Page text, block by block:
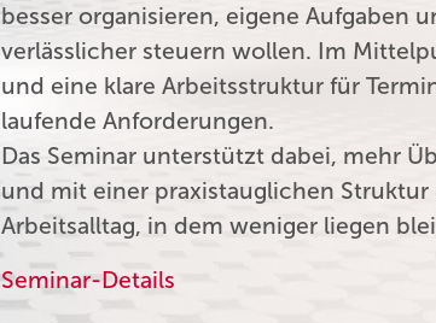
besser organisieren, eigene Aufgaben
verlässlicher steuern wollen. Im
und eine klare Arbeitsstruktur für
laufende Anforderungen.
Das Seminar unterstützt dabei, mehr
und mit einer praxistauglichen
Arbeitsalltag, in dem weniger liegen
Seminar-Details